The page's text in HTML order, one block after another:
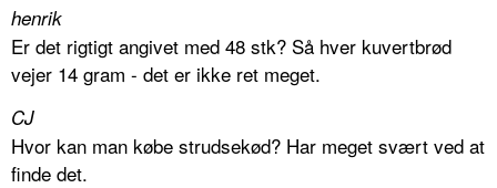
henrik
Er det rigtigt angivet med 48 stk? Så hver kuvertbrød
vejer 14 gram - det er ikke ret meget.
CJ
Hvor kan man købe strudsekød? Har meget svært ved at
finde det.